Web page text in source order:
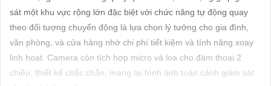
ĐẶT
PHỤ
KIỆN
sát một khu vực rộng lớn đặc biệt với chức năng tự động quay
theo đối tượng chuyển động là lựa chọn lý tưởng cho gia đình,
văn phòng, và cửa hàng nhờ chi phí tiết kiệm và tính năng xoay
linh hoạt. Camera còn tích hợp micro và loa cho đàm thoại 2
chiều, thiết kế chắc chắn, mang lại hình ảnh toàn cảnh giám sát